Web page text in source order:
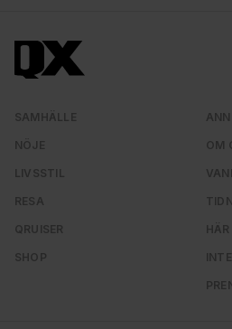
SAMHÄLLE
NÖJE
LIVSSTIL
RESA
QRUISER
SHOP
OM